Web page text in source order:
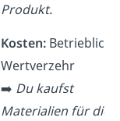
Produkt.
Kosten:
Wertverzehr
➡️ Du kaufst
Materialien für die